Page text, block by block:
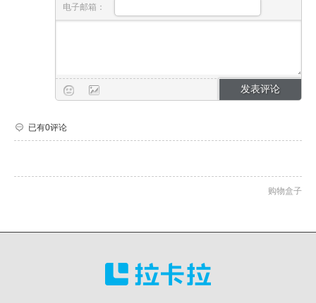
电子邮箱：
已有0评论
购物盒子